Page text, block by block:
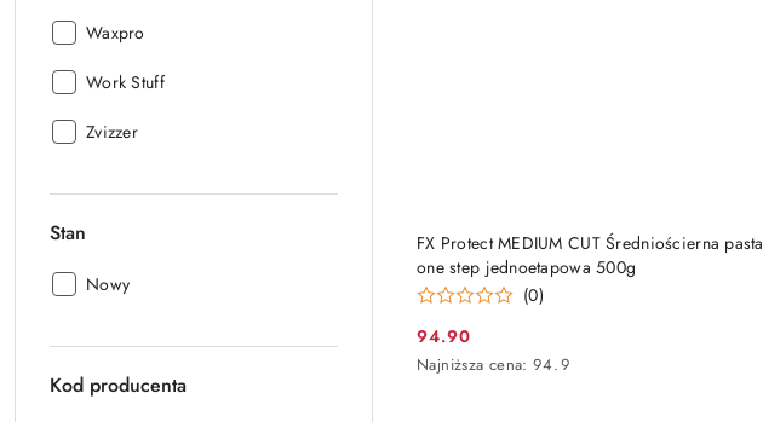
Producent:
Waxpro
Producent:
Work Stuff
Producent:
Zvizzer
Stan
Stan:
Nowy
Kod producenta
FX Protect MEDIUM CUT Średniościerna pasta
one step jednoetapowa 500g
(0)
Cena
promocyjna:
94.90
Najniższa
Najniższa cena: 94.9
DO KOSZYKA